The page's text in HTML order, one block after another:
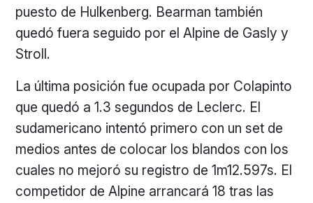
puesto de Hulkenberg. Bearman también
quedó fuera seguido por el Alpine de Gasly y
Stroll.
La última posición fue ocupada por Colapinto
que quedó a 1.3 segundos de Leclerc. El
sudamericano intentó primero con un set de
medios antes de colocar los blandos con los
cuales no mejoró su registro de 1m12.597s. El
competidor de Alpine arrancará 18 tras las